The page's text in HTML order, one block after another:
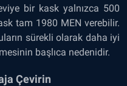
bir kask yalnızca 500
tam 1980 MEN verebilir.
sürekli olarak daha iyi
başlıca nedenidir.
Çevirin